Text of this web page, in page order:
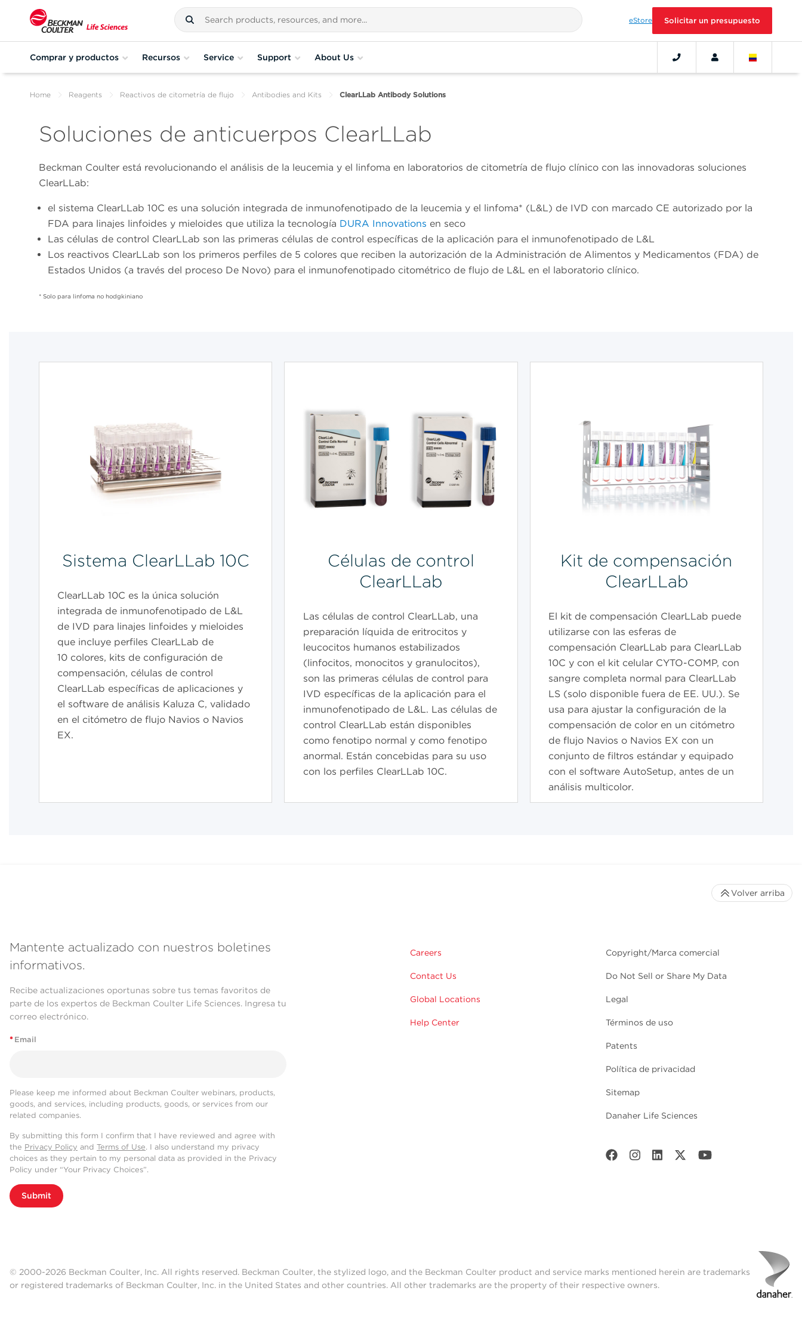
eStore Solicitar un presupuesto
Comprar y productos Recursos Service Support About Us
Home Reagents Reactivos de citometría de flujo Antibodies and Kits ClearLLab Antibody Solutions
Soluciones de anticuerpos ClearLLab
Beckman Coulter está revolucionando el análisis de la leucemia y el linfoma en laboratorios de citometría de flujo clínico con las innovadoras soluciones
ClearLLab:
el sistema ClearLLab 10C es una solución integrada de inmunofenotipado de la leucemia y el linfoma* (L&L) de IVD con marcado CE autorizado por la
FDA para linajes linfoides y mieloides que utiliza la tecnología DURA Innovations en seco
Las células de control ClearLLab son las primeras células de control específicas de la aplicación para el inmunofenotipado de L&L
Los reactivos ClearLLab son los primeros perfiles de 5 colores que reciben la autorización de la Administración de Alimentos y Medicamentos (FDA) de
Estados Unidos (a través del proceso De Novo) para el inmunofenotipado citométrico de flujo de L&L en el laboratorio clínico.
* Solo para linfoma no hodgkiniano
Sistema ClearLLab 10C
ClearLLab 10C es la única solución
integrada de inmunofenotipado de L&L
de IVD para linajes linfoides y mieloides
que incluye perfiles ClearLLab de
10 colores, kits de configuración de
compensación, células de control
ClearLLab específicas de aplicaciones y
el software de análisis Kaluza C, validado
en el citómetro de flujo Navios o Navios
EX.
Células de control
ClearLLab
Las células de control ClearLLab, una
preparación líquida de eritrocitos y
leucocitos humanos estabilizados
(linfocitos, monocitos y granulocitos),
son las primeras células de control para
IVD específicas de la aplicación para el
inmunofenotipado de L&L. Las células de
control ClearLLab están disponibles
como fenotipo normal y como fenotipo
anormal. Están concebidas para su uso
con los perfiles ClearLLab 10C.
Kit de compensación
ClearLLab
El kit de compensación ClearLLab puede
utilizarse con las esferas de
compensación ClearLLab para ClearLLab
10C y con el kit celular CYTO-COMP, con
sangre completa normal para ClearLLab
LS (solo disponible fuera de EE. UU.). Se
usa para ajustar la configuración de la
compensación de color en un citómetro
de flujo Navios o Navios EX con un
conjunto de filtros estándar y equipado
con el software AutoSetup, antes de un
análisis multicolor.
Mantente actualizado con nuestros boletines
informativos.
Recibe actualizaciones oportunas sobre tus temas favoritos de
parte de los expertos de Beckman Coulter Life Sciences. Ingresa tu
correo electrónico.
* Email
Please keep me informed about Beckman Coulter webinars, products,
goods, and services, including products, goods, or services from our
related companies.
By submitting this form I confirm that I have reviewed and agree with
the Privacy Policy and Terms of Use. I also understand my privacy
choices as they pertain to my personal data as provided in the Privacy
Policy under “Your Privacy Choices”.
Submit
Careers
Contact Us
Global Locations
Help Center
Copyright/Marca comercial
Do Not Sell or Share My Data
Legal
Términos de uso
Patents
Política de privacidad
Sitemap
Danaher Life Sciences
Volver arriba
© 2000-2026 Beckman Coulter, Inc. All rights reserved. Beckman Coulter, the stylized logo, and the Beckman Coulter product and service marks mentioned herein are trademarks
or registered trademarks of Beckman Coulter, Inc. in the United States and other countries. All other trademarks are the property of their respective owners.